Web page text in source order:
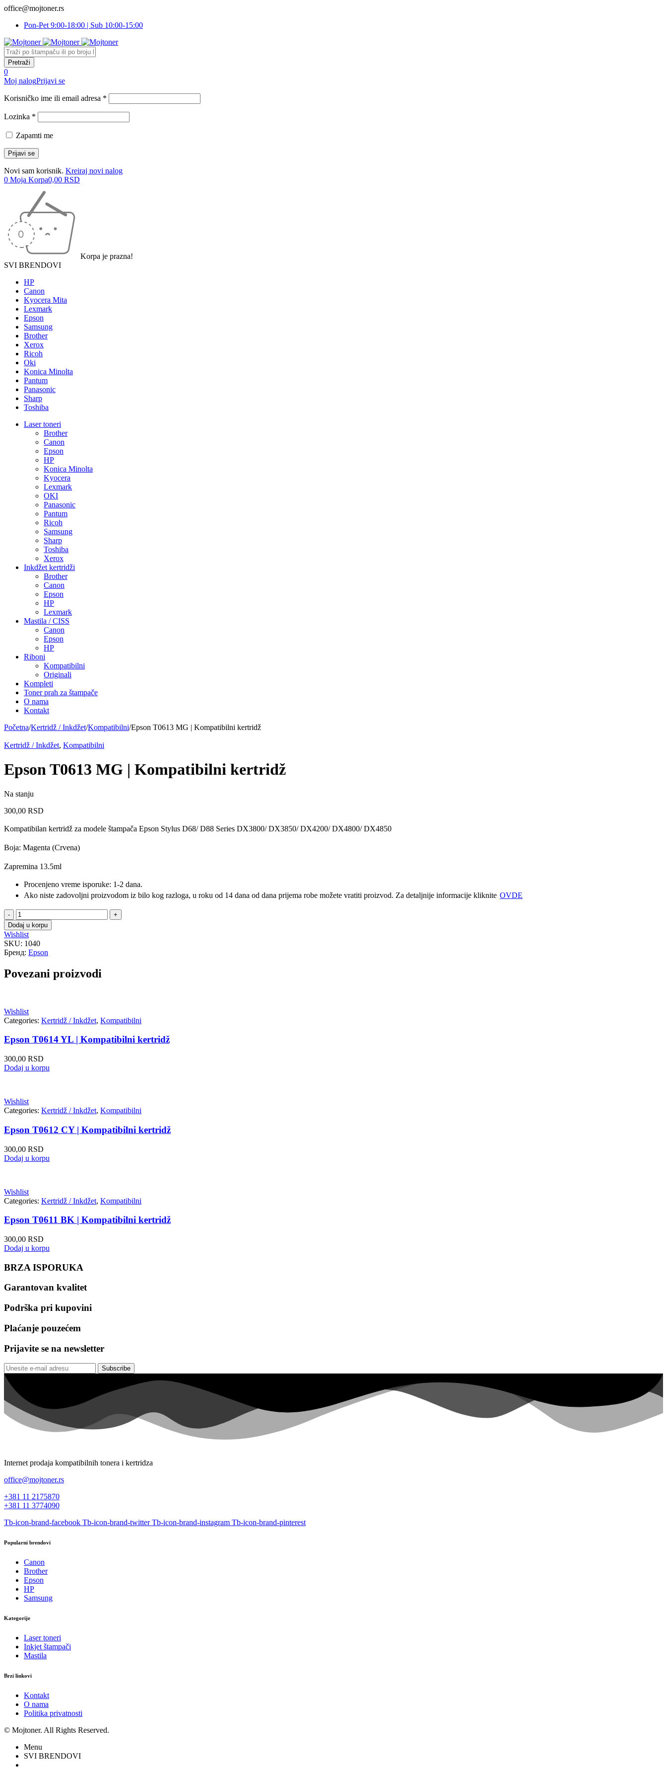
office@mojtoner.rs
Pon-Pet 9:00-18:00 | Sub 10:00-15:00
0
Moj nalogPrijavi se
Korisničko ime ili email adresa *
Lozinka *
Zapamti me
Novi sam korisnik. Kreiraj novi nalog
0 Moja Korpa0,00 RSD
Korpa je prazna!
SVI BRENDOVI
HP
Canon
Kyocera Mita
Lexmark
Epson
Samsung
Brother
Xerox
Ricoh
Oki
Konica Minolta
Pantum
Panasonic
Sharp
Toshiba
Laser toneri
Brother
Canon
Epson
HP
Konica Minolta
Kyocera
Lexmark
OKI
Panasonic
Pantum
Ricoh
Samsung
Sharp
Toshiba
Xerox
Inkdžet kertridži
Brother
Canon
Epson
HP
Lexmark
Mastila / CISS
Canon
Epson
HP
Riboni
Kompatibilni
Originali
Kompleti
Toner prah za štampače
O nama
Kontakt
Početna/Kertridž / Inkdžet/Kompatibilni/Epson T0613 MG | Kompatibilni kertridž
Kertridž / Inkdžet, Kompatibilni
Epson T0613 MG | Kompatibilni kertridž
Na stanju
300,00 RSD
Kompatibilan kertridž za modele štampača Epson Stylus D68/ D88 Series DX3800/ DX3850/ DX4200/ DX4800/DX4850
Boja: Magenta (Crvena)
Zapremina 13.5ml
Procenjeno vreme isporuke: 1-2 dana.
Ako niste zadovoljni proizvodom iz bilo kog razloga, u roku od 14 dana od dana prijema robe možete vratiti proizvod. Za detaljnije informacije kliknite OVDE
Epson
T0613
MG
|
Kompatibilni
kertridž
Dodaj u korpu
Wishlist
SKU: 1040
Бренд: Epson
Povezani proizvodi
Wishlist
Categories: Kertridž / Inkdžet, Kompatibilni
Epson T0614 YL | Kompatibilni kertridž
300,00 RSD
Dodaj u korpu
Wishlist
Categories: Kertridž / Inkdžet, Kompatibilni
Epson T0612 CY | Kompatibilni kertridž
300,00 RSD
Dodaj u korpu
Wishlist
Categories: Kertridž / Inkdžet, Kompatibilni
Epson T0611 BK | Kompatibilni kertridž
300,00 RSD
Dodaj u korpu
BRZA ISPORUKA
Garantovan kvalitet
Podrška pri kupovini
Plaćanje pouzećem
Prijavite se na newsletter
Subscribe
Internet prodaja kompatibilnih tonera i kertridza
office@mojtoner.rs
+381 11 2175870
+381 11 3774090
Tb-icon-brand-facebook Tb-icon-brand-twitter Tb-icon-brand-instagram Tb-icon-brand-pinterest
Popularni brendovi
Canon
Brother
Epson
HP
Samsung
Kategorije
Laser toneri
Inkjet štampači
Mastila
Brzi linkovi
Kontakt
O nama
Politika privatnosti
© Mojtoner. All Rights Reserved.
Menu
SVI BRENDOVI